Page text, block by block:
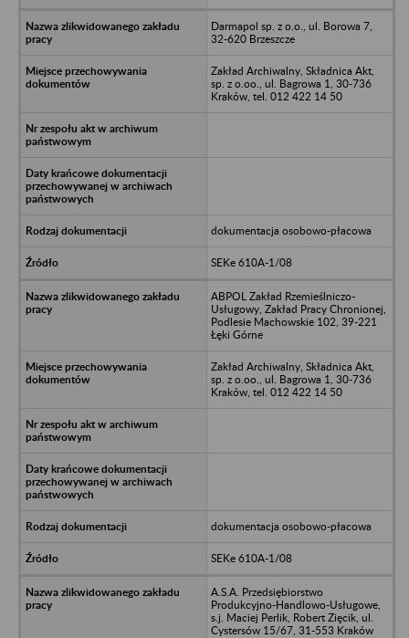
Darmapol sp. z o.o., ul. Borowa 7,
32-620 Brzeszcze
Zakład Archiwalny, Składnica Akt,
sp. z o.oo., ul. Bagrowa 1, 30-736
Kraków, tel. 012 422 14 50
dokumentacja osobowo-płacowa
SEKe 610A-1/08
ABPOL Zakład Rzemieślniczo-
Usługowy, Zakład Pracy Chronionej,
Podlesie Machowskie 102, 39-221
Łęki Górne
Zakład Archiwalny, Składnica Akt,
sp. z o.oo., ul. Bagrowa 1, 30-736
Kraków, tel. 012 422 14 50
dokumentacja osobowo-płacowa
SEKe 610A-1/08
A.S.A. Przedsiębiorstwo
Produkcyjno-Handlowo-Usługowe,
s.j. Maciej Perlik, Robert Zięcik, ul.
Cystersów 15/67, 31-553 Kraków